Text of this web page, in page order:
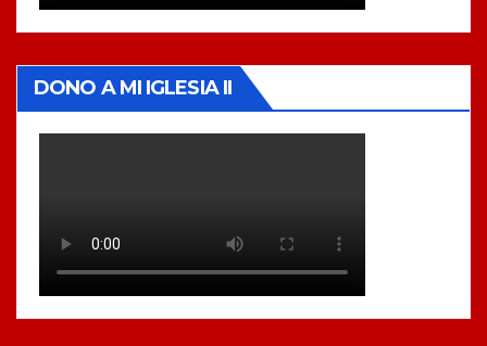
DONO A MI IGLESIA II